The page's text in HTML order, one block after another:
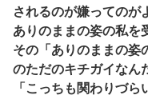
されるのが嫌ってのが
ありのままの姿の私を
その「ありのままの姿
のただのキチガイなん
「こっちも関わりづ